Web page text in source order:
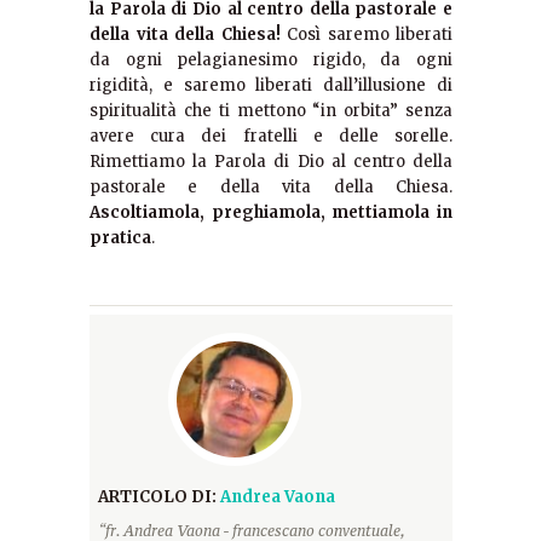
la Parola di Dio al centro della pastorale e
della vita della Chiesa! Così saremo liberati
da ogni pelagianesimo rigido, da ogni
rigidità, e saremo liberati dall’illusione di
spiritualità che ti mettono “in orbita” senza
avere cura dei fratelli e delle sorelle.
Rimettiamo la Parola di Dio al centro della
pastorale e della vita della Chiesa.
Ascoltiamola, preghiamola, mettiamola in
pratica.
ARTICOLO DI:Andrea Vaona
“fr. Andrea Vaona - francescano conventuale,